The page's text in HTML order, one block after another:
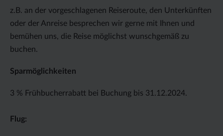
z.B. an der vorgeschlagenen Reiseroute, den Unterkünften
oder der Anreise besprechen wir gerne mit Ihnen und
bemühen uns, die Reise möglichst wunschgemäß zu
buchen.
Sparmöglichkeiten
3 % Frühbucherrabatt bei Buchung bis 31.12.2024.
Flug: